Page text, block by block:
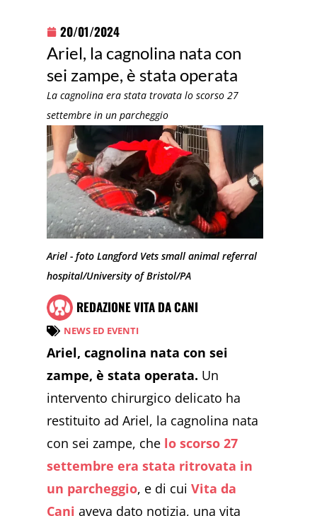
20/01/2024
Ariel, la cagnolina nata con
sei zampe, è stata operata
La cagnolina era stata trovata lo scorso 27
settembre in un parcheggio
Ariel - foto Langford Vets small animal referral
hospital/University of Bristol/PA
REDAZIONE VITA DA CANI
NEWS ED EVENTI
Ariel, cagnolina nata con sei
zampe, è stata operata. Un
intervento chirurgico delicato ha
restituito ad Ariel, la cagnolina nata
con sei zampe, che lo scorso 27
settembre era stata ritrovata in
un parcheggio, e di cuiVita da
Cani aveva dato notizia, una vita